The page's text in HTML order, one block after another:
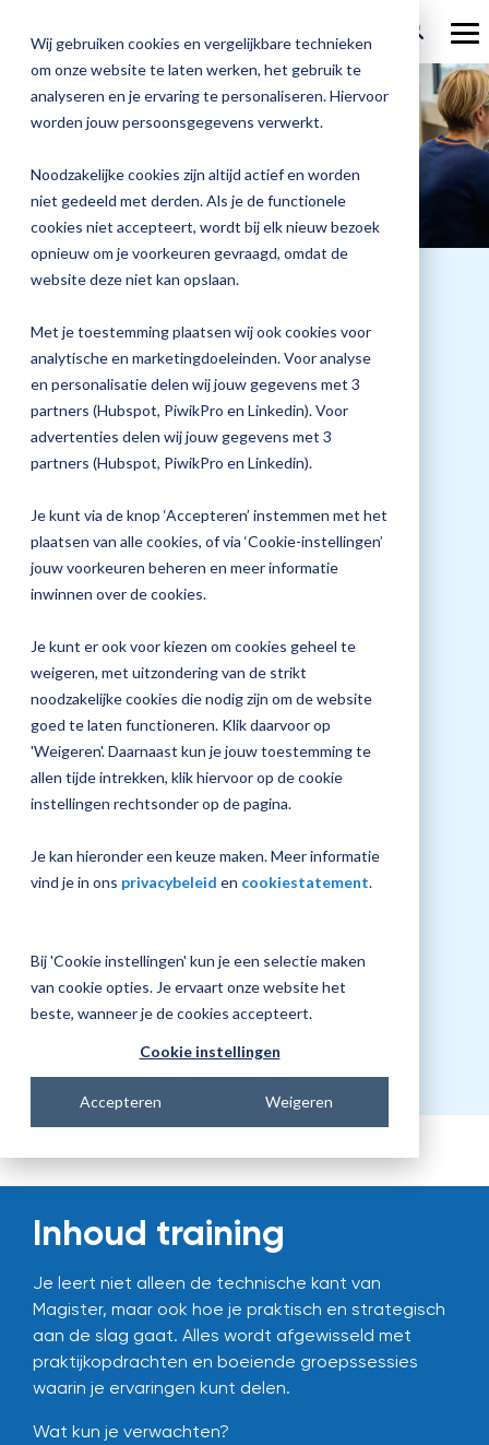
Wij gebruiken cookies en vergelijkbare technieken
om onze website te laten werken, het gebruik te
analyseren en je ervaring te personaliseren. Hiervoor
worden jouw persoonsgegevens verwerkt.
Noodzakelijke cookies zijn altijd actief en worden
niet gedeeld met derden. Als je de functionele
cookies niet accepteert, wordt bij elk nieuw bezoek
opnieuw om je voorkeuren gevraagd, omdat de
website deze niet kan opslaan.
Met je toestemming plaatsen wij ook cookies voor
analytische en marketingdoeleinden. Voor analyse
en personalisatie delen wij jouw gegevens met 3
partners (Hubspot, PiwikPro en Linkedin). Voor
advertenties delen wij jouw gegevens met 3
partners (Hubspot, PiwikPro en Linkedin).
Je kunt via de knop ‘Accepteren’ instemmen met het
plaatsen van alle cookies, of via ‘Cookie-instellingen’
jouw voorkeuren beheren en meer informatie
inwinnen over de cookies.
Je kunt er ook voor kiezen om cookies geheel te
weigeren, met uitzondering van de strikt
noodzakelijke cookies die nodig zijn om de website
goed te laten functioneren. Klik daarvoor op
'Weigeren'. Daarnaast kun je jouw toestemming te
allen tijde intrekken, klik hiervoor op de cookie
instellingen rechtsonder op de pagina.
Je kan hieronder een keuze maken. Meer informatie
vind je in ons privacybeleid en cookiestatement.
Bij 'Cookie instellingen' kun je een selectie maken
van cookie opties. Je ervaart onze website het
beste, wanneer je de cookies accepteert.
Cookie instellingen
Accepteren Weigeren
Onze
Magister MX
Aanmelden
& verzuim
Magister To do
Magister Join
Magister Inzicht
Magister Kluisjes
alle
oplossingen
hoe
Magister is
Docenten
Onderwijsondersteunend personeel
Leerlingen
Ouders
Onze
Check-up
Quickscan
Applicatiebeheer
Overstappen
Academy
Training op jouw school
Praktische informatie
Met
Check-
Over Magister
Actueel
Magister Journaal
Over ons
Werken bij Magister
Gebruikerspanel
Media & Pers
Aanmelden voor:
Datum training
08 september 2026
Tijd training
Locatie
Amersfoort
Prijs
€4991,00
Inhoud training
Je leert niet alleen de technische kant van
Magister, maar ook hoe je praktisch en strategisch
aan de slag gaat. Alles wordt afgewisseld met
praktijkopdrachten en boeiende groepssessies
waarin je ervaringen kunt delen.
Wat kun je verwachten?